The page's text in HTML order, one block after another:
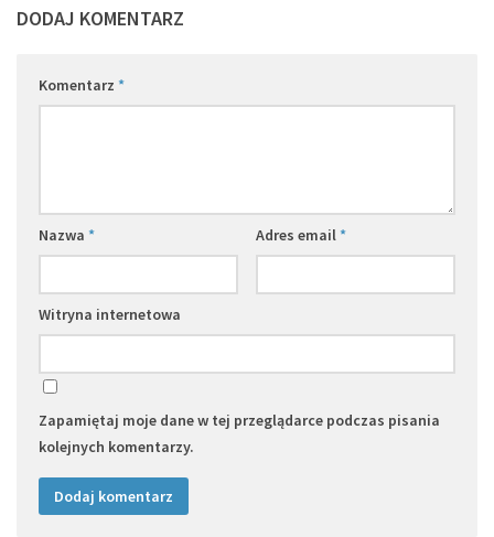
DODAJ KOMENTARZ
Komentarz *
Nazwa * Adres email*
Witryna internetowa
Zapamiętaj moje dane w tej przeglądarce podczas pisania
kolejnych komentarzy.